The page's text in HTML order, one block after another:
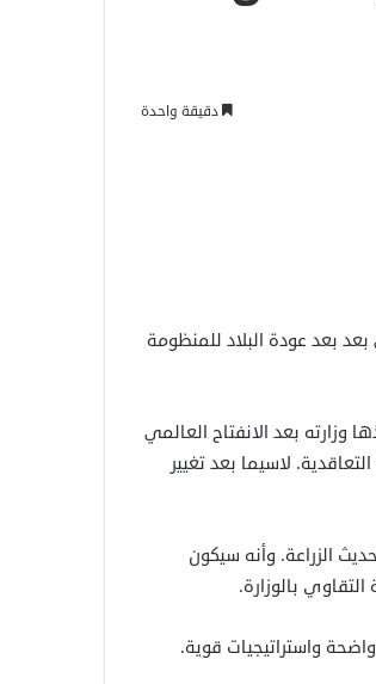
دقيقة واحدة
بعد عودة البلاد للمنظومة
وزارته بعد الانفتاح العالمي
لاسيما بعد تغيير
الزراعة. وأنه سيكون
بالوزارة.
واستراتيجيات قوية.